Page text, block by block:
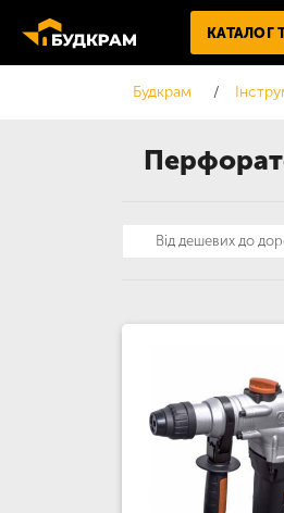
КАТАЛОГ
Будкрам
Від дешевих до